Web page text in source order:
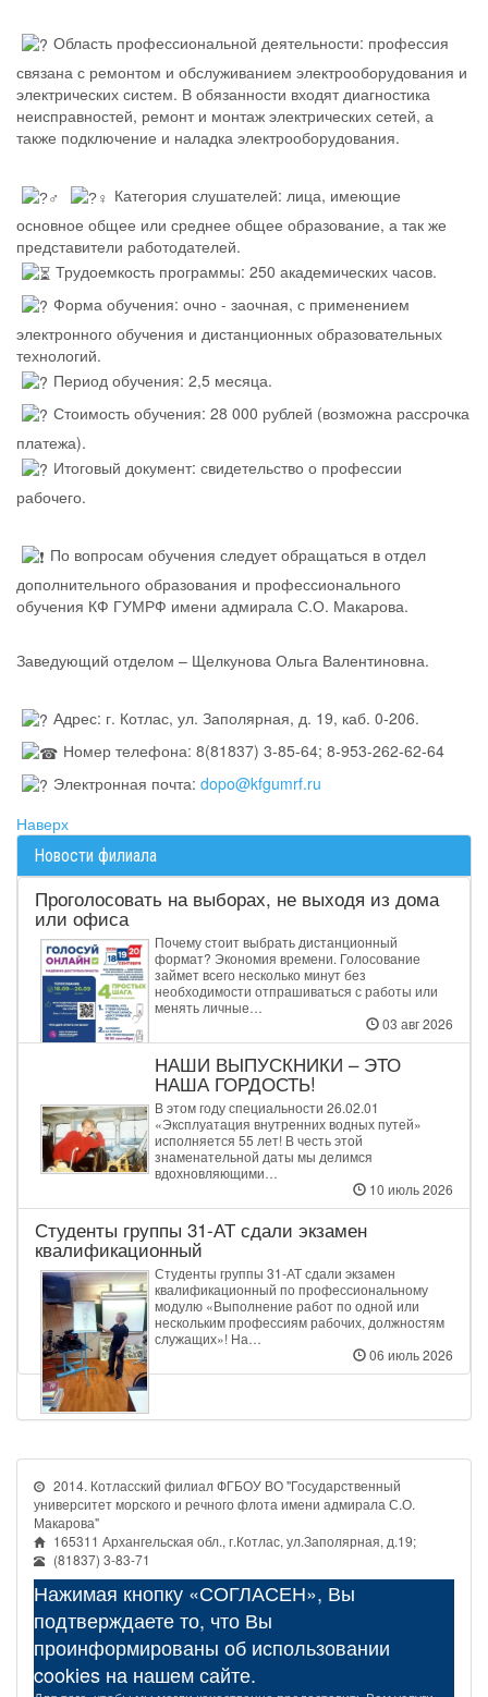
Область профессиональной деятельности: профессия
связана с ремонтом и обслуживанием электрооборудования и
электрических систем. В обязанности входят диагностика
неисправностей, ремонт и монтаж электрических сетей, а
также подключение и наладка электрооборудования.
Категория слушателей: лица, имеющие
основное общее или среднее общее образование, а так же
представители работодателей.
Трудоемкость программы: 250 академических часов.
Форма обучения: очно - заочная, с применением
электронного обучения и дистанционных образовательных
технологий.
Период обучения: 2,5 месяца.
Стоимость обучения: 28 000 рублей (возможна рассрочка
платежа).
Итоговый документ: свидетельство о профессии
рабочего.
По вопросам обучения следует обращаться в отдел
дополнительного образования и профессионального
обучения КФ ГУМРФ имени адмирала С.О. Макарова.
Заведующий отделом – Щелкунова Ольга Валентиновна.
Адрес: г. Котлас, ул. Заполярная, д. 19, каб. 0-206.
Номер телефона: 8(81837) 3-85-64; 8-953-262-62-64
Электронная почта: dopo@kfgumrf.ru
Наверх
Новости филиала
Проголосовать на выборах, не выходя из дома
или офиса
Почему стоит выбрать дистанционный
формат? Экономия времени. Голосование
займет всего несколько минут без
необходимости отпрашиваться с работы или
менять личные…
03 авг 2026
НАШИ ВЫПУСКНИКИ – ЭТО
НАША ГОРДОСТЬ!
В этом году специальности 26.02.01
«Эксплуатация внутренних водных путей»
исполняется 55 лет! В честь этой
знаменательной даты мы делимся
вдохновляющими…
10 июль 2026
Студенты группы 31‑АТ сдали экзамен
квалификационный
Студенты группы 31‑АТ сдали экзамен
квалификационный по профессиональному
модулю «Выполнение работ по одной или
нескольким профессиям рабочих, должностям
служащих»! На…
06 июль 2026
2014. Котласский филиал ФГБОУ ВО "Государственный
университет морского и речного флота имени адмирала С.О.
Макарова"
165311 Архангельская обл., г.Котлас, ул.Заполярная, д.19;
(81837) 3-83-71
Нажимая кнопку «СОГЛАСЕН», Вы
подтверждаете то, что Вы
проинформированы об использовании
cookies на нашем сайте.